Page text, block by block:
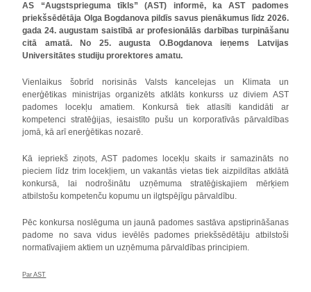
AS “Augstsprieguma tīkls” (AST) informē, ka AST padomes
priekšsēdētāja Olga Bogdanova pildīs savus pienākumus līdz 2026.
gada 24. augustam saistībā ar profesionālās darbības turpināšanu
citā amatā. No 25. augusta O.Bogdanova ieņems Latvijas
Universitātes studiju prorektores amatu.
Vienlaikus šobrīd norisinās Valsts kancelejas un Klimata un
enerģētikas ministrijas organizēts atklāts konkurss uz diviem AST
padomes locekļu amatiem. Konkursā tiek atlasīti kandidāti ar
kompetenci stratēģijas, iesaistīto pušu un korporatīvās pārvaldības
jomā, kā arī enerģētikas nozarē.
Kā iepriekš ziņots, AST padomes locekļu skaits ir samazināts no
pieciem līdz trim locekļiem, un vakantās vietas tiek aizpildītas atklātā
konkursā, lai nodrošinātu uzņēmuma stratēģiskajiem mērķiem
atbilstošu kompetenču kopumu un ilgtspējīgu pārvaldību.
Pēc konkursa noslēguma un jaunā padomes sastāva apstiprināšanas
padome no sava vidus ievēlēs padomes priekšsēdētāju atbilstoši
normatīvajiem aktiem un uzņēmuma pārvaldības principiem.
Par AST